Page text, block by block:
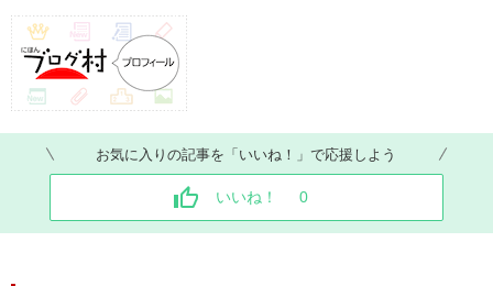
お気に入りの記事を「いいね！」で応援しよう
いいね！ 0